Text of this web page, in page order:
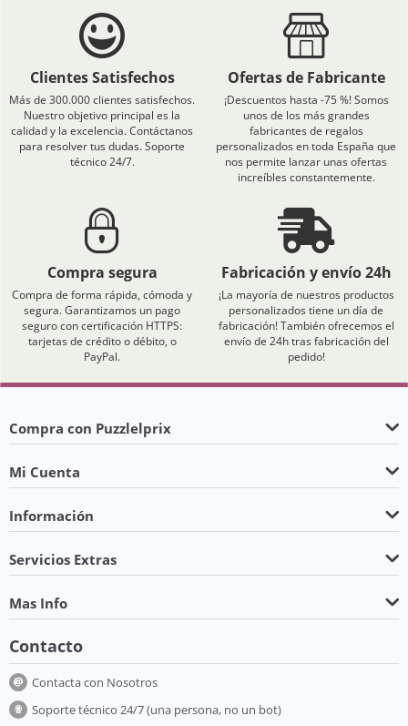
Clientes Satisfechos
Más de 300.000 clientes satisfechos.
Nuestro objetivo principal es la
calidad y la excelencia. Contáctanos
para resolver tus dudas. Soporte
técnico 24/7.
Ofertas de Fabricante
¡Descuentos hasta -75 %! Somos
unos de los más grandes
fabricantes de regalos
personalizados en toda España que
nos permite lanzar unas ofertas
increíbles constantemente.
Compra segura
Compra de forma rápida, cómoda y
segura. Garantizamos un pago
seguro con certificación HTTPS:
tarjetas de crédito o débito, o
PayPal.
Fabricación y envío 24h
¡La mayoría de nuestros productos
personalizados tiene un día de
fabricación! También ofrecemos el
envío de 24h tras fabricación del
pedido!
Compra con Puzzlelprix
Mi Cuenta
Información
Servicios Extras
Mas Info
Contacto
Contacta con Nosotros
Soporte técnico 24/7 (una persona, no un bot)